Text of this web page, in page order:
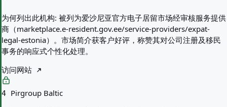
为何列出此机构: 被列为爱沙尼亚官方电子居留市场经审核服务提供
商（marketplace.e-resident.gov.ee/service-providers/expat-
legal-estonia）。市场简介获客户好评，称赞其对公司注册及移民
事务的响应式个性化处理。
访问网站
4 Pirgroup Baltic